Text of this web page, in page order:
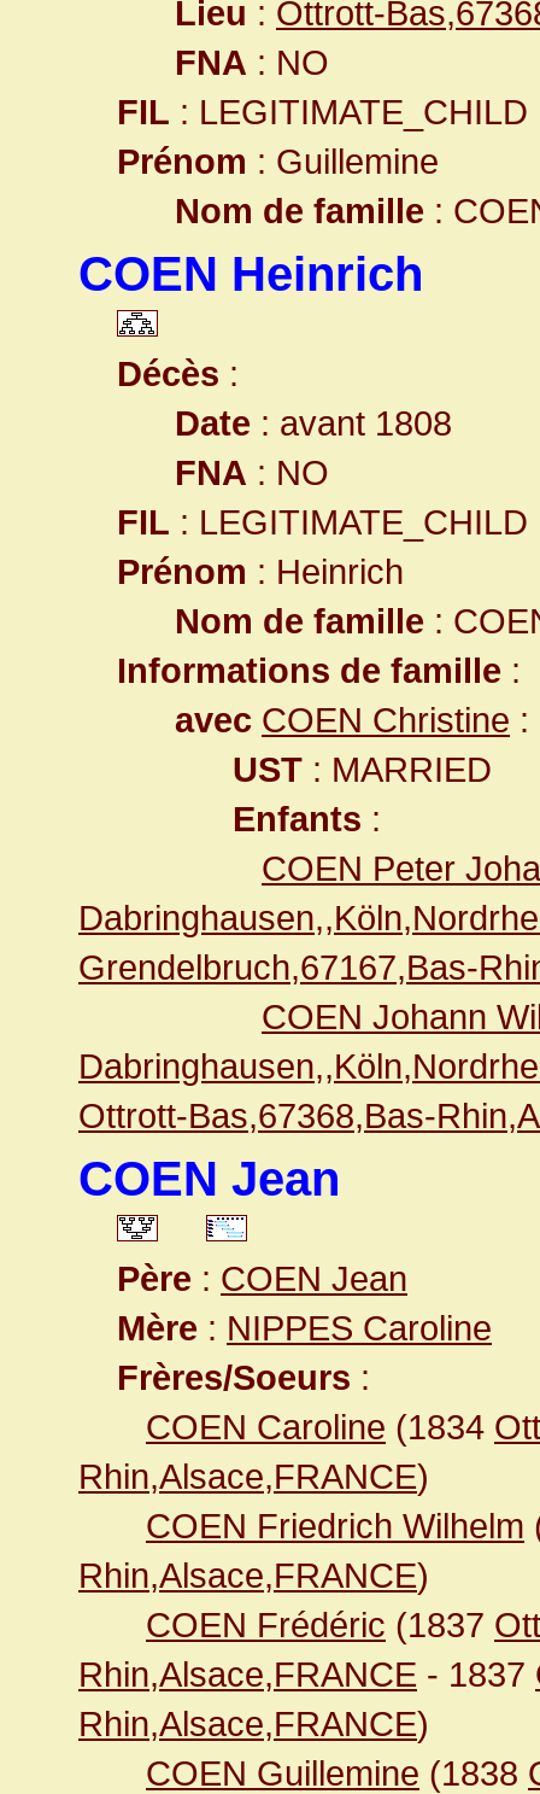
Lieu : Ottrott-
FNA : NO
FIL : LEGITIMATE_CHILD
Prénom : Guillemine
Nom de famille :
COEN Heinrich
Décès :
Date : avant 1808
FNA : NO
FIL : LEGITIMATE_CHILD
Prénom : Heinrich
Nom de famille :
Informations de famille :
avec COEN Christine :
UST : MARRIED
Enfants :
COEN Peter
Grendelbruch,67167,Bas-
COEN Johann
Ottrott-Bas,67368,Bas-
COEN Jean
Père : COEN Jean
Mère : NIPPES Caroline
Frères/Soeurs :
COEN Caroline (1834
Rhin,Alsace,FRANCE)
COEN Friedrich Wilhelm
Rhin,Alsace,FRANCE)
COEN Frédéric (1837
Rhin,Alsace,FRANCE - 1837
Rhin,Alsace,FRANCE)
COEN Guillemine (1838